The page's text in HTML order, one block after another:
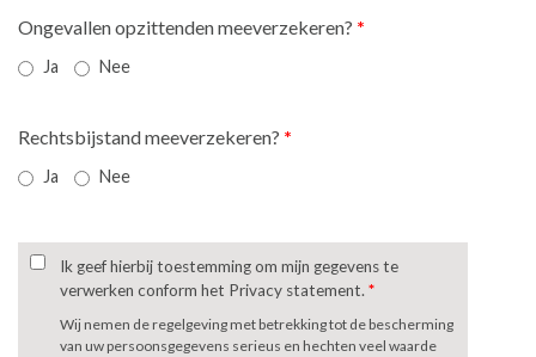
Ongevallen opzittenden meeverzekeren? *
Ja Nee
Rechtsbijstand meeverzekeren? *
Ja Nee
Ik geef hierbij toestemming om mijn gegevens te
verwerken conform het Privacy statement.*
Wij nemen de regelgeving met betrekking tot de bescherming
van uw persoonsgegevens serieus en hechten veel waarde